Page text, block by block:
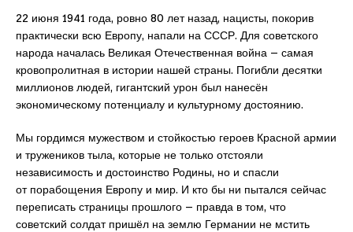
22 июня 1941 года, ровно 80 лет назад, нацисты, покорив
практически всю Европу, напали на СССР. Для советского
народа началась Великая Отечественная война – самая
кровопролитная в истории нашей страны. Погибли десятки
миллионов людей, гигантский урон был нанесён
экономическому потенциалу и культурному достоянию.
Мы гордимся мужеством и стойкостью героев Красной армии
и тружеников тыла, которые не только отстояли
независимость и достоинство Родины, но и спасли
от порабощения Европу и мир. И кто бы ни пытался сейчас
переписать страницы прошлого – правда в том, что
советский солдат пришёл на землю Германии не мстить